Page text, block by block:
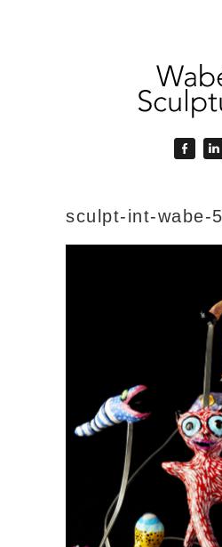
sculpt-int-wabe-